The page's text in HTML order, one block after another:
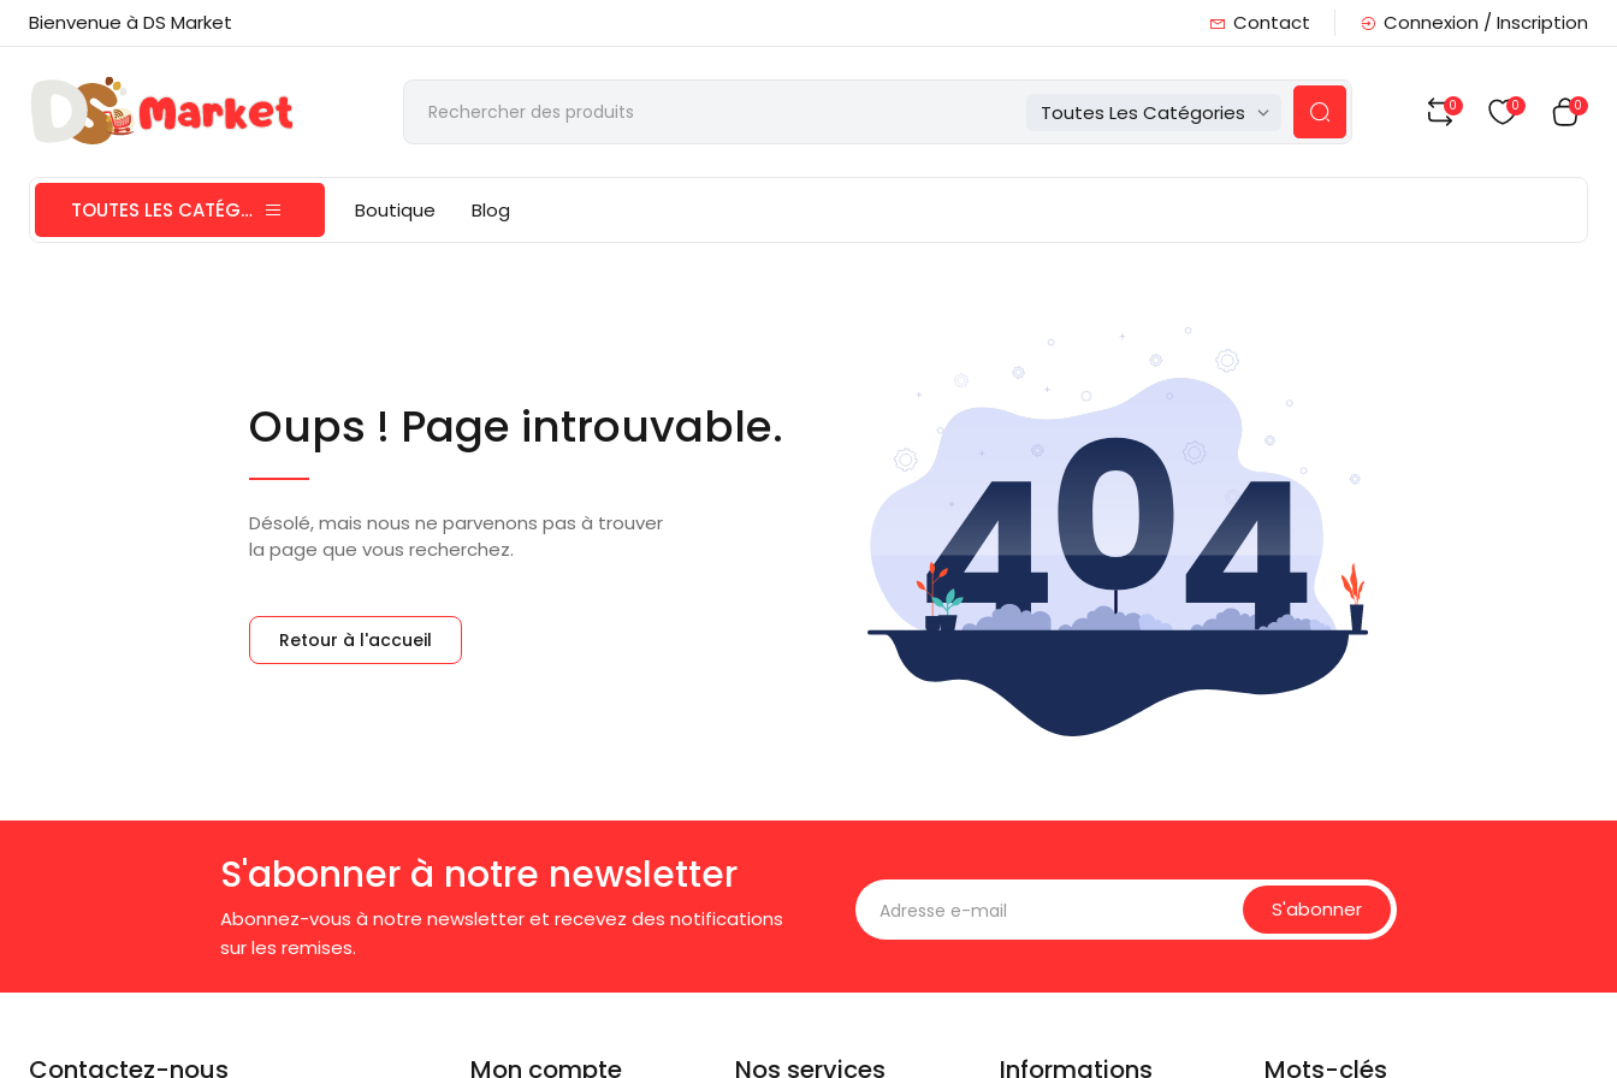
Bienvenue à DS Market Contact Connexion / Inscription
Toutes Les Catégories 0 0 0
TOUTES LES CATÉGORIES Boutique Blog
Oups ! Page introuvable.
Désolé, mais nous ne parvenons pas à trouver
la page que vous recherchez.
Retour à l'accueil
S'abonner à notre newsletter
Abonnez-vous à notre newsletter et recevez des notifications
sur les remises.
S'abonner
Contactez-nous Mon compte Nos services Informations Mots-clés